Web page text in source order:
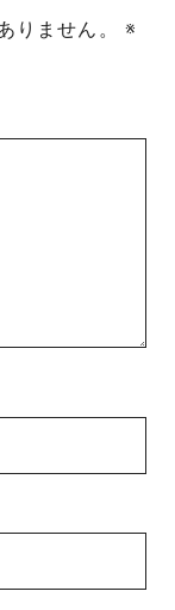
りません。
※